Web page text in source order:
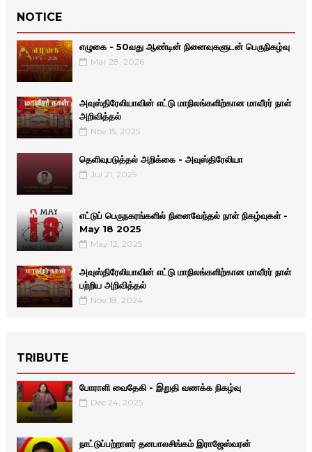
NOTICE
எழுகை - 50வது ஆண்டின் நினைவுகளுடன் பெருநிகழ்வு
Mar 28, 2026
அவுஸ்திரேலியாவின் எட்டு மாநிலங்களிற்கான மாவீரர் நாள்
அறிவித்தல்
Nov 15, 2025
தெளிவுபடுத்தல் அறிக்கை - அவுஸ்திரேலியா
Jul 21, 2025
எட்டுப் பெருநகரங்களில் நினைவேந்தல் நாள் நிகழ்வுகள் -
May 18 2025
May 12, 2025
அவுஸ்திரேலியாவின் எட்டு மாநிலங்களிற்கான மாவீரர் நாள்
பற்றிய அறிவித்தல்
Nov 18, 2024
TRIBUTE
போராளி வைதேகி - இறுதி வணக்க நிகழ்வு
Dec 24, 2025
நாட்டுப்பற்றாளர் தனபாலசிங்கம் இராஜேஸ்வரன்